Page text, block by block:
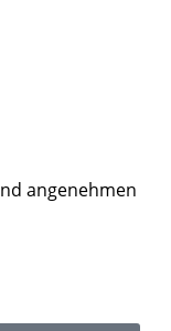
angenehmen